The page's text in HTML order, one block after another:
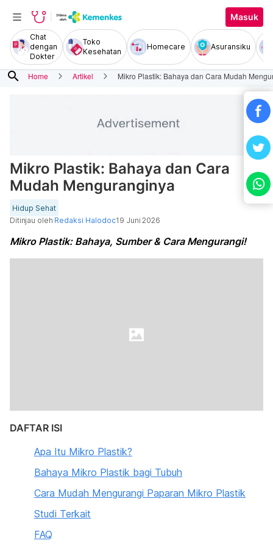
Masuk
Chat
dengan
Dokter
Toko
Kesehatan
Homecare Asuransiku
search Home Artikel Mikro Plastik: Bahaya dan Cara Mudah
Mikro Plastik: Bahaya dan Cara
Mudah Menguranginya
Hidup Sehat
Ditinjau oleh Redaksi Halodoc19 Juni 2026
Mikro Plastik: Bahaya, Sumber & Cara Mengurangi!
DAFTAR ISI
Apa Itu Mikro Plastik?
Bahaya Mikro Plastik bagi Tubuh
Cara Mudah Mengurangi Paparan Mikro Plastik
Studi Terkait
FAQ